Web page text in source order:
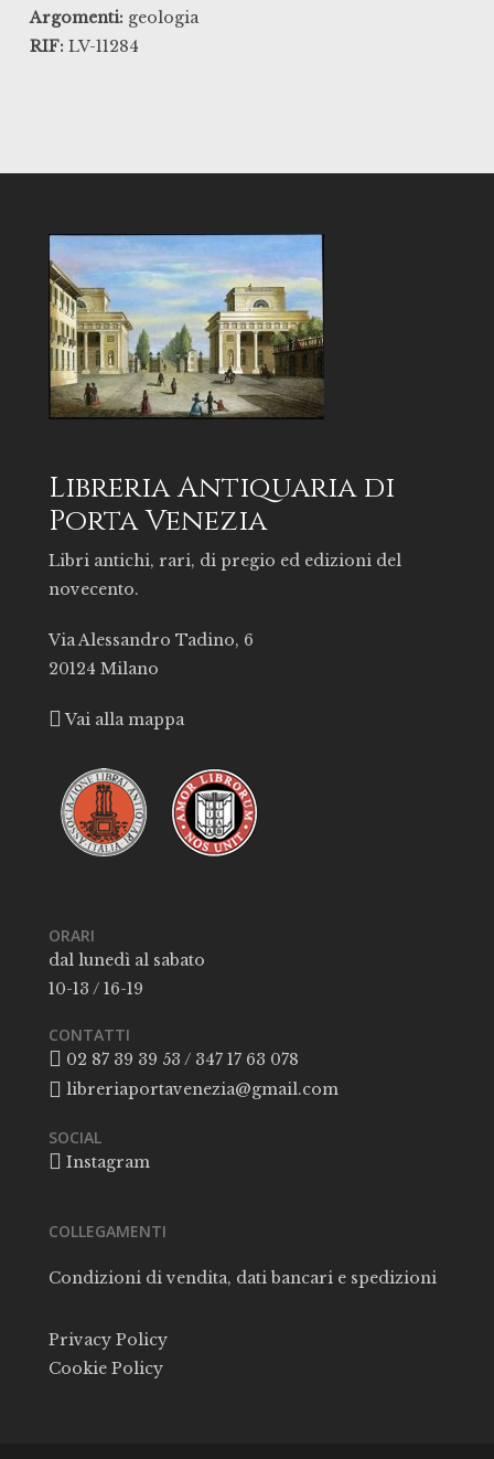
Argomenti: geologia
RIF: LV-11284
Libreria Antiquaria di
Porta Venezia
Libri antichi, rari, di pregio ed edizioni del
novecento.
Via Alessandro Tadino, 6
20124 Milano
Vai alla mappa
ORARI
dal lunedì al sabato
10-13 / 16-19
CONTATTI
02 87 39 39 53 / 347 17 63 078
libreriaportavenezia@gmail.com
SOCIAL
Instagram
COLLEGAMENTI
Condizioni di vendita, dati bancari e spedizioni
Privacy Policy
Cookie Policy